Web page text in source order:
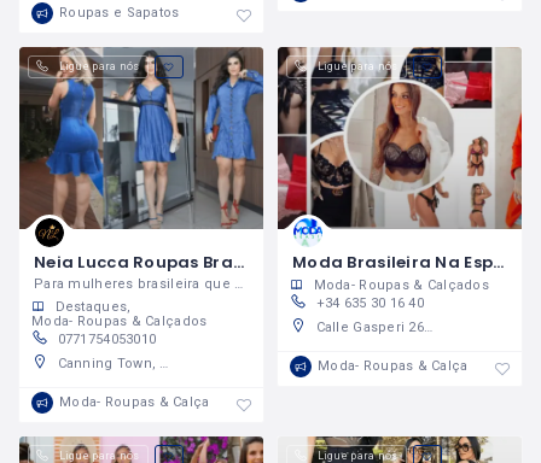
Roupas e Sapatos
Ligue para nós
Neia Lucca Roupas Brasileiras
Para mulheres brasileira que ama estar na moda!
Destaques
Moda- Roupas & Calçados
0771754053010
Canning Town, Newham, London, Greater London, England, United Kingdom
Moda- Roupas & Calçados
Ligue para nós
Moda Brasileira Na Espanha
Moda- Roupas & Calçados
+34 635 30 16 40
Calle Gasperi 26, 37008 Salamanca, Salamanca, Spain
Moda- Roupas & Calçados
Ligue para nós Ligue para nós